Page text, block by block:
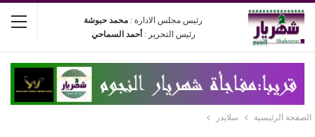
رئيس مجلس الادارة : محمد حبوشة
رئيس التحرير : أحمد السماحي
الصفحة الرئيسية سلايدر